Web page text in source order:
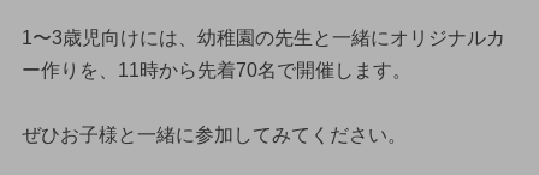
1〜3歳児向けには、幼稚園の先生と一緒にオリジナルカ
ー作りを、11時から先着70名で開催します。
ぜひお子様と一緒に参加してみてください。